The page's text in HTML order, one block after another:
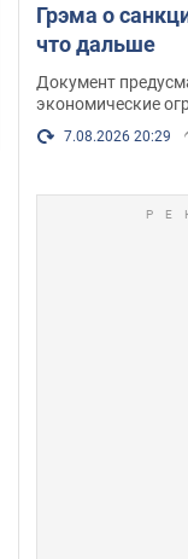
Грэма о
что дальше
Документ
экономические
7.08.2026 20:29